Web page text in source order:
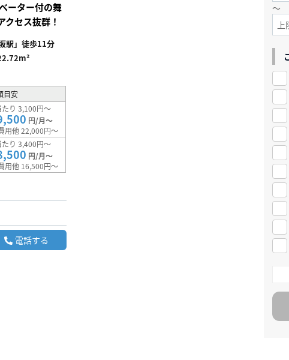
ーター付の舞
クセス抜群！
駅」徒歩11分
目安
たり 3,100円～
円/月～
用他 22,000円～
たり 3,400円～
円/月～
用他 16,500円～
電話する
～